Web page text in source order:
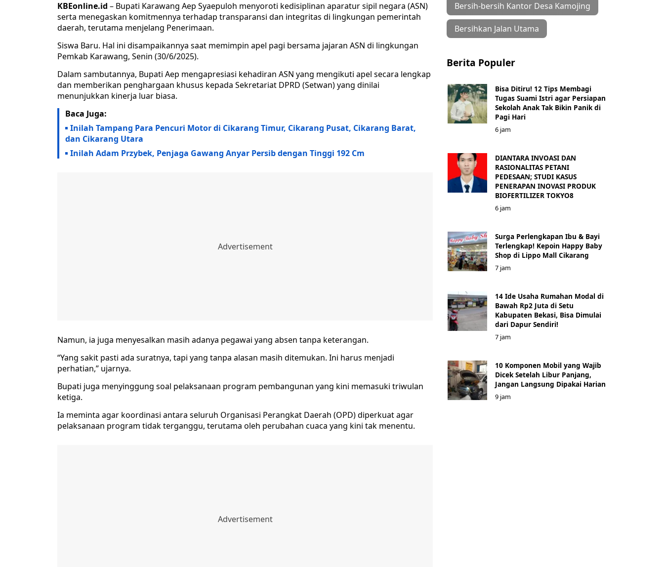
KBEonline.id – Bupati Karawang Aep Syaepuloh menyoroti kedisiplinan aparatur sipil negara (ASN)
serta menegaskan komitmennya terhadap transparansi dan integritas di lingkungan pemerintah
daerah, terutama menjelang Penerimaan.
Siswa Baru. Hal ini disampaikannya saat memimpin apel pagi bersama jajaran ASN di lingkungan
Pemkab Karawang, Senin (30/6/2025).
Dalam sambutannya, Bupati Aep mengapresiasi kehadiran ASN yang mengikuti apel secara lengkap
dan memberikan penghargaan khusus kepada Sekretariat DPRD (Setwan) yang dinilai
menunjukkan kinerja luar biasa.
Baca Juga:
Inilah Tampang Para Pencuri Motor di Cikarang Timur, Cikarang Pusat, Cikarang Barat,
dan Cikarang Utara
Inilah Adam Przybek, Penjaga Gawang Anyar Persib dengan Tinggi 192 Cm
Namun, ia juga menyesalkan masih adanya pegawai yang absen tanpa keterangan.
“Yang sakit pasti ada suratnya, tapi yang tanpa alasan masih ditemukan. Ini harus menjadi
perhatian,” ujarnya.
Bupati juga menyinggung soal pelaksanaan program pembangunan yang kini memasuki triwulan
ketiga.
Ia meminta agar koordinasi antara seluruh Organisasi Perangkat Daerah (OPD) diperkuat agar
pelaksanaan program tidak terganggu, terutama oleh perubahan cuaca yang kini tak menentu.
Bersih-bersih Kantor Desa Kamojing
Bersihkan Jalan Utama
Berita Populer
Bisa Ditiru! 12 Tips Membagi
Tugas Suami Istri agar Persiapan
Sekolah Anak Tak Bikin Panik di
Pagi Hari
6 jam
DIANTARA INVOASI DAN
RASIONALITAS PETANI
PEDESAAN; STUDI KASUS
PENERAPAN INOVASI PRODUK
BIOFERTILIZER TOKYO8
6 jam
Surga Perlengkapan Ibu & Bayi
Terlengkap! Kepoin Happy Baby
Shop di Lippo Mall Cikarang
7 jam
14 Ide Usaha Rumahan Modal di
Bawah Rp2 Juta di Setu
Kabupaten Bekasi, Bisa Dimulai
dari Dapur Sendiri!
7 jam
10 Komponen Mobil yang Wajib
Dicek Setelah Libur Panjang,
Jangan Langsung Dipakai Harian
9 jam